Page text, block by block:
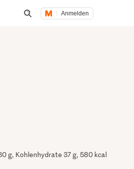
Anmelden
g, Kohlenhydrate 37 g, 580 kcal